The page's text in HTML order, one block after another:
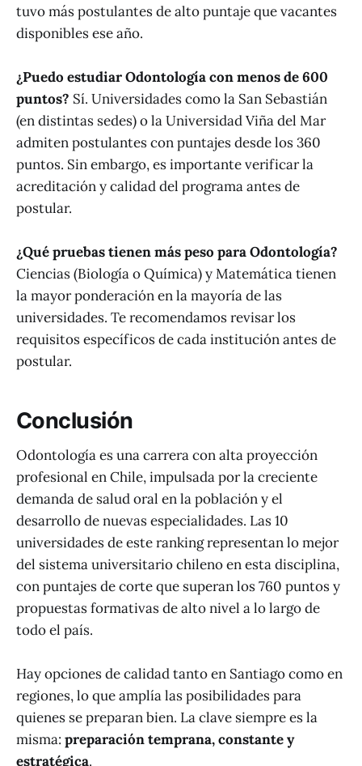
tuvo más postulantes de alto puntaje que vacantes
disponibles ese año.
¿Puedo estudiar Odontología con menos de 600
puntos? Sí. Universidades como la San Sebastián
(en distintas sedes) o la Universidad Viña del Mar
admiten postulantes con puntajes desde los 360
puntos. Sin embargo, es importante verificar la
acreditación y calidad del programa antes de
postular.
¿Qué pruebas tienen más peso para Odontología?
Ciencias (Biología o Química) y Matemática tienen
la mayor ponderación en la mayoría de las
universidades. Te recomendamos revisar los
requisitos específicos de cada institución antes de
postular.
Conclusión
Odontología es una carrera con alta proyección
profesional en Chile, impulsada por la creciente
demanda de salud oral en la población y el
desarrollo de nuevas especialidades. Las 10
universidades de este ranking representan lo mejor
del sistema universitario chileno en esta disciplina,
con puntajes de corte que superan los 760 puntos y
propuestas formativas de alto nivel a lo largo de
todo el país.
Hay opciones de calidad tanto en Santiago como en
regiones, lo que amplía las posibilidades para
quienes se preparan bien. La clave siempre es la
misma: preparación temprana, constante y
estratégica.